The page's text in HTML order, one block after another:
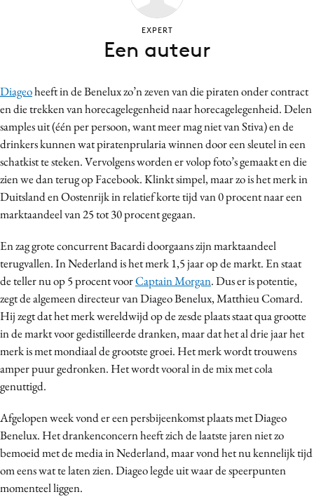
Craft
Customer Experience
Data & Insights
Design
Digital transformation
Diversiteit
Gedragsverandering
Influencer marketing
Interne communicatie
Martech
Media
Merkstrategie
PR
Programmatic
Purpose Marketing
Reputatie & crisis
Diageoheeft in de Benelux zo’n zeven van die piraten onder contract
en die trekken van horecagelegenheid naar horecagelegenheid. Delen
samples uit (één per persoon, want meer mag niet van Stiva) en de
drinkers kunnen wat piratenprularia winnen door een sleutel in een
schatkist te steken. Vervolgens worden er volop foto’s gemaakt en die
zien we dan terug op Facebook. Klinkt simpel, maar zo is het merk in
Duitsland en Oostenrijk in relatief korte tijd van 0 procent naar een
marktaandeel van 25 tot 30 procent gegaan.
En zag grote concurrent Bacardi doorgaans zijn marktaandeel
terugvallen. In Nederland is het merk 1,5 jaar op de markt. En staat
de teller nu op 5 procent voorCaptain Morgan. Dus er is potentie,
zegt de algemeen directeur van Diageo Benelux, Matthieu Comard.
Hij zegt dat het merk wereldwijd op de zesde plaats staat qua grootte
in de markt voor gedistilleerde dranken, maar dat het al drie jaar het
merk is met mondiaal de grootste groei. Het merk wordt trouwens
amper puur gedronken. Het wordt vooral in de mix met cola
genuttigd.
Afgelopen week vond er een persbijeenkomst plaats met Diageo
Benelux. Het drankenconcern heeft zich de laatste jaren niet zo
bemoeid met de media in Nederland, maar vond het nu kennelijk tijd
om eens wat te laten zien. Diageo legde uit waar de speerpunten
momenteel liggen.
EXPERT
Een auteur